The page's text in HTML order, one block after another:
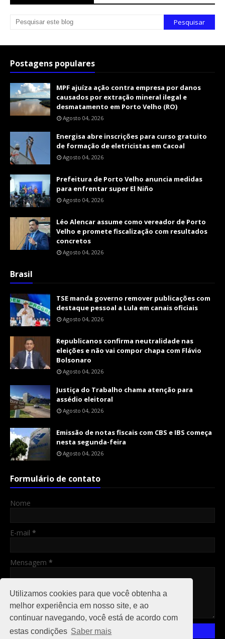
Utilizamos cookies para que você obtenha a
melhor experiência em nosso site, e ao
continuar navegando, você está de acordo com
estas condições Saber mais
Postagens populares
MPF ajuíza ação contra empresa por danos
causados por extração mineral ilegal e
desmatamento em Porto Velho (RO)
Agosto 04, 2026
Energisa abre inscrições para curso gratuito
de formação de eletricistas em Cacoal
Agosto 04, 2026
Prefeitura de Porto Velho anuncia medidas
para enfrentar super El Niño
Agosto 04, 2026
Léo Alencar assume como vereador de Porto
Velho e promete fiscalização com resultados
concretos
Agosto 04, 2026
Brasil
TSE manda governo remover publicações com
destaque pessoal a Lula em canais oficiais
Agosto 04, 2026
Republicanos confirma neutralidade nas
eleições e não vai compor chapa com Flávio
Bolsonaro
Agosto 04, 2026
Justiça do Trabalho chama atenção para
assédio eleitoral
Agosto 04, 2026
Emissão de notas fiscais com CBS e IBS começa
nesta segunda-feira
Agosto 04, 2026
Formulário de contato
Nome
E-mail *
Mensagem *